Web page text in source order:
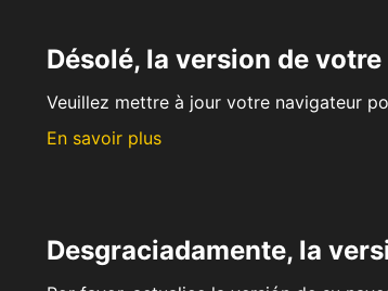
Désolé, la version de
Veuillez mettre à jour votre navigateur
En savoir plus
Desgraciadamente, la